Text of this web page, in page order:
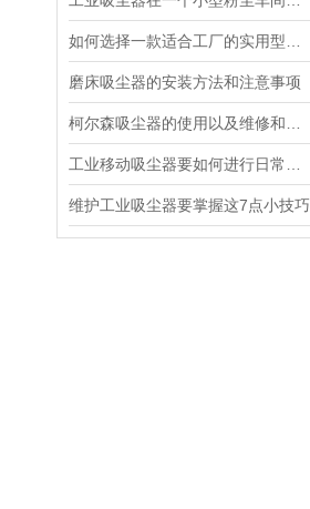
磨床吸尘器的安装方法和注意事项
维护工业吸尘器要掌握这7点小技巧